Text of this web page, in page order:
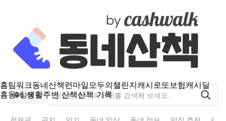
홈팀워크동네산책런마일모두의챌린지캐시로또보험캐시딜
홈동네 생활주변 산책산책 기록
상동